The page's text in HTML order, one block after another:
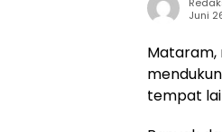
Juni
Mataram,
tempat